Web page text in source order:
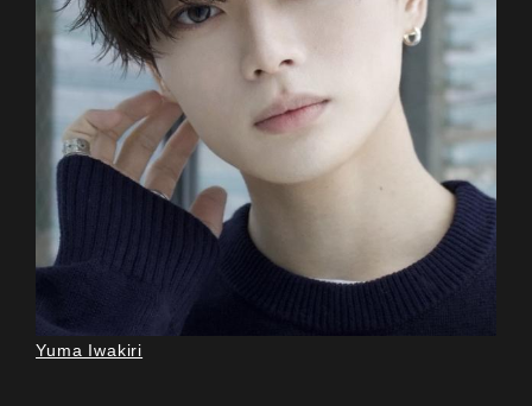
Yuma Iwakiri